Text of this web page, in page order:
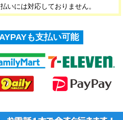
いには対応しておりません。
も支払い可能